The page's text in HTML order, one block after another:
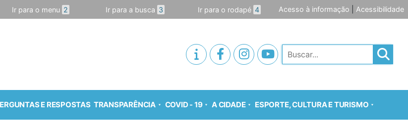
Ir para o menu 2 Ir para a busca 3 Ir para o rodapé 4 Acesso à informação Acessibilidade
Pesquisar
E RESPOSTAS TRANSPARÊNCIA COVID - 19 A CIDADE ESPORTE, CULTURA E TURISMO